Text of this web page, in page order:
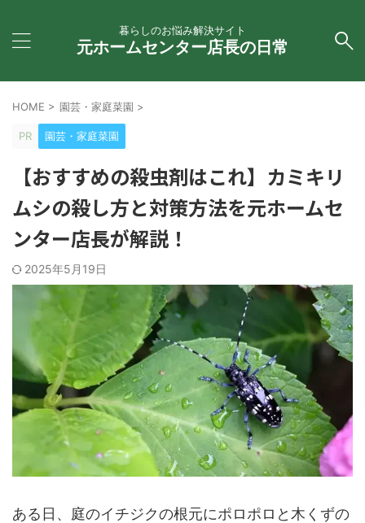
暮らしのお悩み解決サイト
元ホームセンター店長の日常
HOME > 園芸・家庭菜園 >
PR 園芸・家庭菜園
【おすすめの殺虫剤はこれ】カミキリ
ムシの殺し方と対策方法を元ホームセ
ンター店長が解説！
2025年5月19日
ある日、庭のイチジクの根元にポロポロと木くずの